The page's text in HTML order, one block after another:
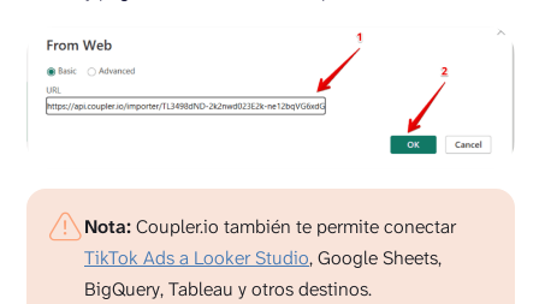
Nota:Coupler.io también te permite conectar
TikTok Ads a Looker Studio, Google Sheets,
BigQuery, Tableau y otros destinos.